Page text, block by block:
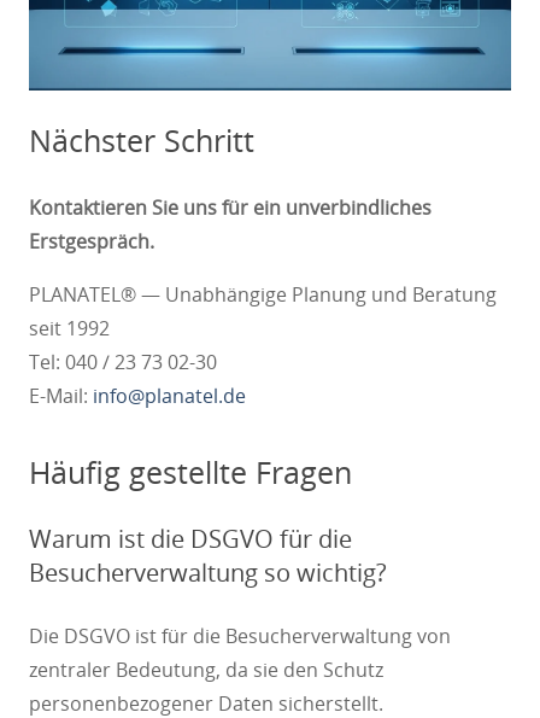
Nächster Schritt
Kontaktieren Sie uns für ein unverbindliches
Erstgespräch.
PLANATEL® — Unabhängige Planung und Beratung
seit 1992
Tel: 040 / 23 73 02-30
E-Mail: info@planatel.de
Häufig gestellte Fragen
Warum ist die DSGVO für die
Besucherverwaltung so wichtig?
Die DSGVO ist für die Besucherverwaltung von
zentraler Bedeutung, da sie den Schutz
personenbezogener Daten sicherstellt.